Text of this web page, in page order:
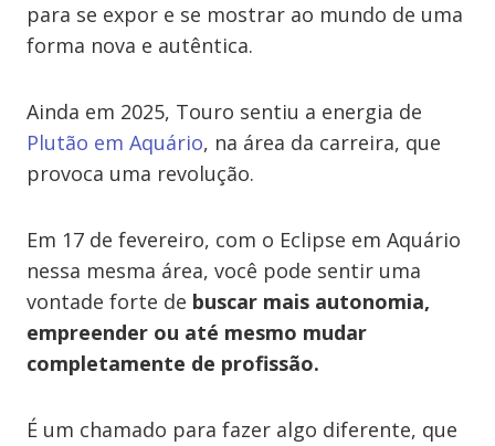
para se expor e se mostrar ao mundo de uma
forma nova e autêntica.
Ainda em 2025, Touro sentiu a energia de
Plutão em Aquário, na área da carreira, que
provoca uma revolução.
Em 17 de fevereiro, com o Eclipse em Aquário
nessa mesma área, você pode sentir uma
vontade forte de buscar mais autonomia,
empreender ou até mesmo mudar
completamente de profissão.
É um chamado para fazer algo diferente, que